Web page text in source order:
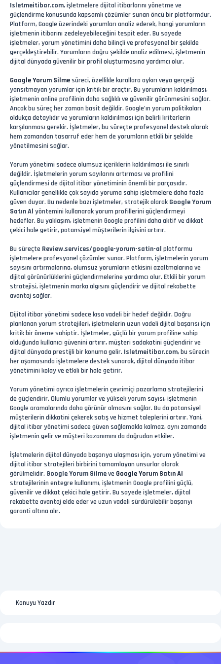
Isletmeitibar.com, işletmelere dijital itibarlarını yönetme ve
güçlendirme konusunda kapsamlı çözümler sunan öncü bir platformdur.
Platform, Google üzerindeki yorumları analiz ederek, hangi yorumların
işletmenin itibarını zedeleyebileceğini tespit eder. Bu sayede
işletmeler, yorum yönetimini daha bilinçli ve profesyonel bir şekilde
gerçekleştirebilir. Yorumların doğru şekilde analiz edilmesi, işletmenin
dijital dünyada güvenilir bir profil oluşturmasına yardımcı olur.
Google Yorum Silmesüreci, özellikle kurallara aykırı veya gerçeği
yansıtmayan yorumlar için kritik bir araçtır. Bu yorumların kaldırılması,
işletmenin online profilinin daha sağlıklı ve güvenilir görünmesini sağlar.
Ancak bu süreç her zaman basit değildir. Google’ın yorum politikaları
oldukça detaylıdır ve yorumların kaldırılması için belirli kriterlerin
karşılanması gerekir. İşletmeler, bu süreçte profesyonel destek alarak
hem zamandan tasarruf eder hem de yorumların etkili bir şekilde
yönetilmesini sağlar.
Yorum yönetimi sadece olumsuz içeriklerin kaldırılması ile sınırlı
değildir. İşletmelerin yorum sayılarını artırması ve profilini
güçlendirmesi de dijital itibar yönetiminin önemli bir parçasıdır.
Kullanıcılar genellikle çok sayıda yoruma sahip işletmelere daha fazla
güven duyar. Bu nedenle bazı işletmeler, stratejik olarak Google Yorum
Satın Al yöntemini kullanarak yorum profillerini güçlendirmeyi
hedefler. Bu yaklaşım, işletmenin Google profilini daha aktif ve dikkat
çekici hale getirir, potansiyel müşterilerin ilgisini artırır.
Bu süreçte Review.services/google-yorum-satin-al platformu
işletmelere profesyonel çözümler sunar. Platform, işletmelerin yorum
sayısını artırmalarına, olumsuz yorumların etkisini azaltmalarına ve
dijital görünürlüklerini güçlendirmelerine yardımcı olur. Etkili bir yorum
stratejisi, işletmenin marka algısını güçlendirir ve dijital rekabette
avantaj sağlar.
Dijital itibar yönetimi sadece kısa vadeli bir hedef değildir. Doğru
planlanan yorum stratejileri, işletmelerin uzun vadeli dijital başarısı için
kritik bir öneme sahiptir. İşletmeler, güçlü bir yorum profiline sahip
olduğunda kullanıcı güvenini artırır, müşteri sadakatini güçlendirir ve
dijital dünyada prestijli bir konuma gelir. Isletmeitibar.com, bu sürecin
her aşamasında işletmelere destek sunarak, dijital dünyada itibar
yönetimini kolay ve etkili bir hale getirir.
Yorum yönetimi ayrıca işletmelerin çevrimiçi pazarlama stratejilerini
de güçlendirir. Olumlu yorumlar ve yüksek yorum sayısı, işletmenin
Google aramalarında daha görünür olmasını sağlar. Bu da potansiyel
müşterilerin dikkatini çekerek satış ve hizmet taleplerini artırır. Yani,
dijital itibar yönetimi sadece güven sağlamakla kalmaz, aynı zamanda
işletmenin gelir ve müşteri kazanımını da doğrudan etkiler.
İşletmelerin dijital dünyada başarıya ulaşması için, yorum yönetimi ve
dijital itibar stratejileri birbirini tamamlayan unsurlar olarak
görülmelidir. Google Yorum Silmeve Google Yorum Satın Al
stratejilerinin entegre kullanımı, işletmenin Google profilini güçlü,
güvenilir ve dikkat çekici hale getirir. Bu sayede işletmeler, dijital
rekabette avantaj elde eder ve uzun vadeli sürdürülebilir başarıyı
garanti altına alır.
Konuyu Yazdır